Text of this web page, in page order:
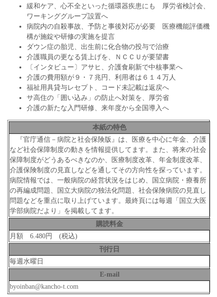
緩和ケア、心不全といった循環器疾患にも 厚労省検討会、
ワーキンググループ設置へ
病院内の自殺事故、予防と事後対応が必要 医療機能評価機
構が施錠や研修の実施を提言
ダウン症の胎児、出生前に化合物の投与で治療
介護職員の更なる賃上げを、ＮＣＣＵが要望書
〔インタビュー〕アサヒ、介護食刷新で中核事業へ
介護の費用額が９・７兆円、利用者は６１４万人
福祉用具貸与レセプト、コード未記載は返戻へ
サ高住の「囲い込み」の防止へ対策を、厚労省
介護の新たな入門研修、来年度から全国導入へ
本紙の特色
『官庁通信－病院と社会保険版』は、医療を中心に年金、介護
など社会保障制度の動きを情報提供してます。また、将来の社会
保障制度がどうあるべきなのか、医療制度改革、年金制度改革、
介護保険制度の見直しなどを通してその方向性を探っています。
病院情報では、一般病院の経営状況をはじめ、国立病院・療養所
の再編成問題、国立大病院の独法化問題、社会保険病院の見直し
問題などを重点に取り上げています。最終頁には毎週「国立大医
学部病院だより」を掲載してます。
購読料金
月額 6.480円 (税込)
刊行日
毎週水曜日
E-mail
byoinban@kancho-t.com